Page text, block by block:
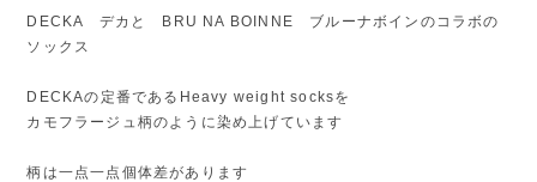
DECKA デカと BRU NA BOINNE ブルーナボインのコラボの
ソックス
DECKAの定番であるHeavy weight socksを
カモフラージュ柄のように染め上げています
柄は一点一点個体差があります